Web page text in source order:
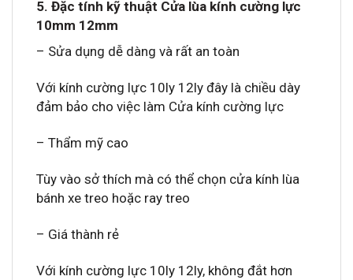
5. Đặc tính kỹ thuật Cửa lùa kính cường lực
10mm 12mm
– Sửa dụng dễ dàng và rất an toàn
Với kính cường lực 10ly 12ly đây là chiều dày
đảm bảo cho việc làm Cửa kính cường lực
– Thẩm mỹ cao
Tùy vào sở thích mà có thể chọn cửa kính lùa
bánh xe treo hoặc ray treo
– Giá thành rẻ
Với kính cường lực 10ly 12ly, không đắt hơn